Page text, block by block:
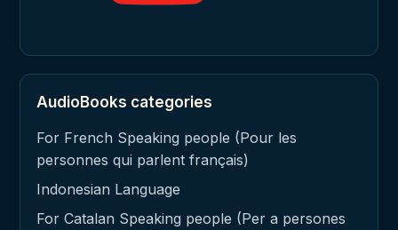
AudioBooks categories
For French Speaking people (Pour les
personnes qui parlent français)
Indonesian Language
For Catalan Speaking people (Per a persones